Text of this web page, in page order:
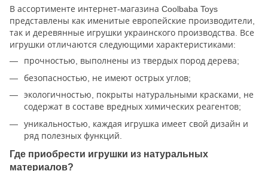
В ассортименте интернет-магазина Coolbaba Toys
представлены как именитые европейские производители,
так и деревянные игрушки украинского производства. Все
игрушки отличаются следующими характеристиками:
прочностью, выполнены из твердых пород дерева;
безопасностью, не имеют острых углов;
экологичностью, покрыты натуральными красками, не
содержат в составе вредных химических реагентов;
уникальностью, каждая игрушка имеет свой дизайн и
ряд полезных функций.
Где приобрести игрушки из натуральных
материалов?